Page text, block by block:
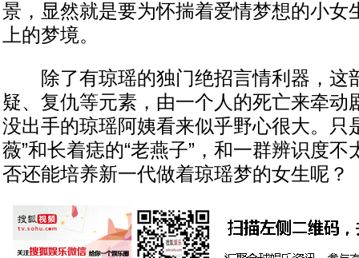
景，显然就是要为怀揣着爱情梦想的小女
上的梦境。
除了有琼瑶的独门绝招言情利器，这
疑、复仇等元素，由一个人的死亡来牵动
没出手的琼瑶阿姨看来似乎野心很大。只
薇”和长着痣的“老燕子”，和一群辨识度
否还能培养新一代做着琼瑶梦的女生呢？